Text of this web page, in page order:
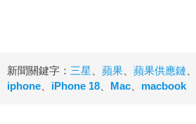
新聞關鍵字： 三星 蘋果 蘋果供應鏈
iphone
iPhone 18 Mac macbook